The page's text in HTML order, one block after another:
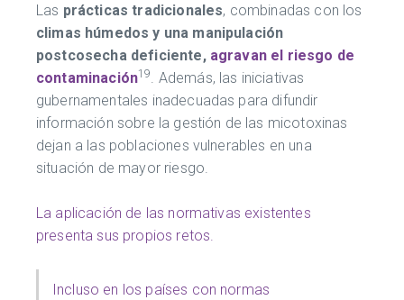
Las prácticas tradicionales, combinadas con los
climas húmedos y una manipulación
postcosecha deficiente, agravan el riesgo de
contaminación19. Además, las iniciativas
gubernamentales inadecuadas para difundir
información sobre la gestión de las micotoxinas
dejan a las poblaciones vulnerables en una
situación de mayor riesgo.
La aplicación de las normativas existentes
presenta sus propios retos.
Incluso en los países con normas